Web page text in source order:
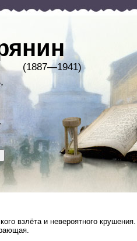
(1887—1941)
взлёта и невероятного крушения.